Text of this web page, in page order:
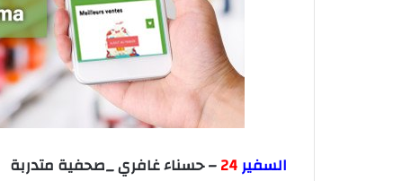
السفير24– حسناء غافري _صحفية متدربة